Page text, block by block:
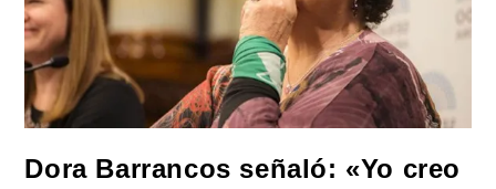
De
La
Familia
Dora Barrancos señaló: «Yo creo